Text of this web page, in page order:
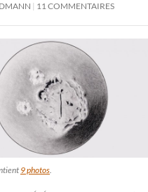
11 COMMENTAIRES
9 photos